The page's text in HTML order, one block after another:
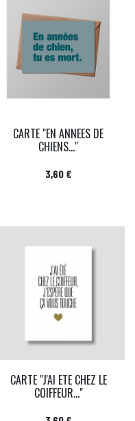
CARTE "EN ANNEES DE
CHIENS..."
Prix
3,60 €
CARTE "J'AI ETE CHEZ LE
COIFFEUR..."